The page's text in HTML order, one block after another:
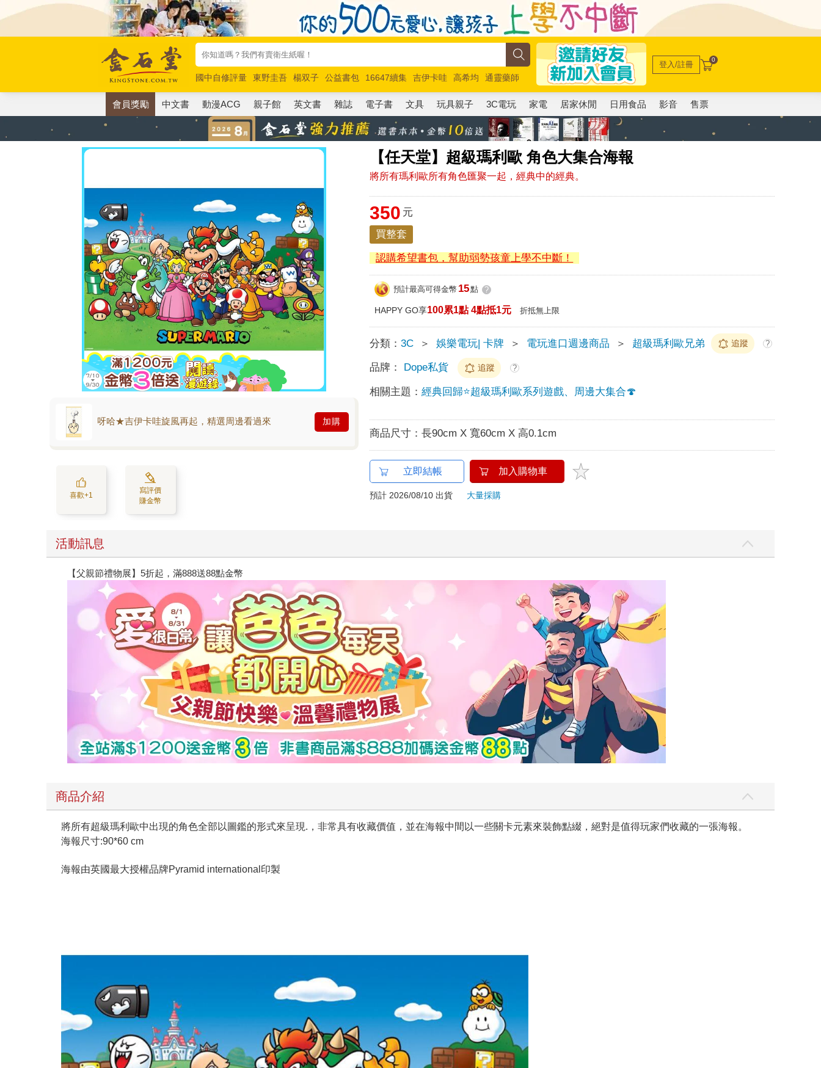
國中自修評量 東野圭吾 楊双子 公益書包 16647續集 吉伊卡哇 高希均
通靈藥師
唯紅花綻放
奧德賽 路邊攤新作 馬斯克 玩具總動員5 超慢跑
登入/註冊 0
會員獎勵 中文書 動漫ACG 親子館 英文書 雜誌 電子書 文具 玩具親子 3C電玩 家電 居家休閒 日用食品 影音 售票
【任天堂】超級瑪利歐 角色大集合海報
將所有瑪利歐所有角色匯聚一起，經典中的經典。
呀哈★吉伊卡哇旋風再起，精選周邊看過來 加購
喜歡+1
寫評價
賺金幣
350 元
買整套
認購希望書包，幫助弱勢孩童上學不中斷！
預計最高可得金幣 15點 ?
HAPPY GO享100累1點 4點抵1元 折抵無上限
分類：3C ＞ 娛樂電玩| 卡牌 ＞ 電玩進口週邊商品 ＞ 超級瑪利歐兄弟 追蹤 ?
品牌： Dope私貨 追蹤 ?
相關主題：經典回歸⭐超級瑪利歐系列遊戲、周邊大集合🍄
商品尺寸：長90cm X 寬60cm X 高0.1cm
立即結帳 加入購物車
預計 2026/08/10 出貨 大量採購
活動訊息
【父親節禮物展】5折起，滿888送88點金幣
商品介紹
將所有超級瑪利歐中出現的角色全部以圖鑑的形式來呈現.，非常具有收藏價值，並在海報中間以一些關卡元素來裝飾點綴，絕對是值得玩家們收藏的一張海報。
海報尺寸:90*60 cm
海報由英國最大授權品牌Pyramid international印製